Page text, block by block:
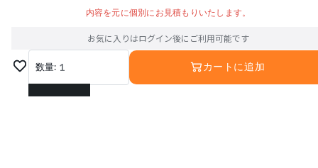
内容を元に個別にお見積もりいたします。
お気に入りはログイン後にご利用可能です
数量: 1
1
カートに追加